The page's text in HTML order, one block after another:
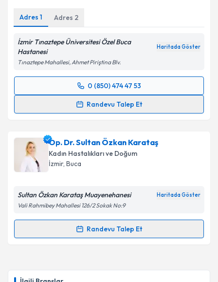
Adres 1 Adres 2
İzmir Tınaztepe Üniversitesi Özel Buca
Hastanesi
Haritada Göster
Tınaztepe Mahallesi, Ahmet Piriştina Blv.
0 (850) 474 47 53
Randevu Talep Et
Randevu Takvimi Talebi
takvim hazırlandığında e-posta ile bilgilendireceğiz.
E-posta Adresiniz
Kişisel verilerimin işlenmesine ilişkin
Metni'ni okudum ve kişisel verilerimin belirtilen
kapsamda işlenmesini kabul ediyorum.
Op. Dr. Sultan Özkan Karataş
Kadın Hastalıkları ve Doğum
İzmir, Buca
Sultan Özkan Karataş Muayenehanesi Haritada Göster
Vali Rahmibey Mahallesi 126/2 Sokak No:9
Randevu Talep Et
Randevu Takvimi Talebi